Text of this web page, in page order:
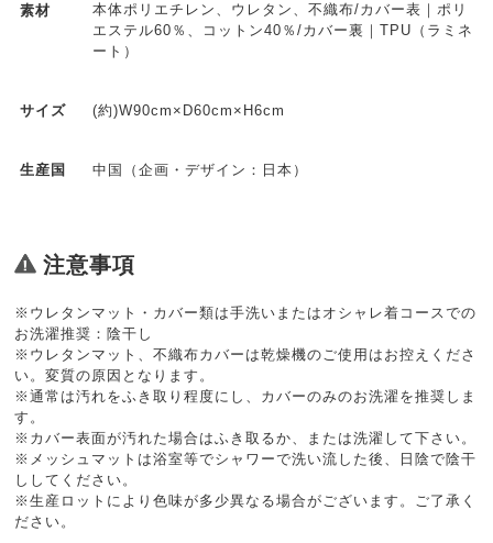
素材
本体ポリエチレン、ウレタン、不織布/カバー表｜ポリ
エステル60％、コットン40％/カバー裏｜TPU（ラミネ
ート）
サイズ (約)W90cm×D60cm×H6cm
生産国 中国（企画・デザイン：日本）
注意事項
※ウレタンマット・カバー類は手洗いまたはオシャレ着コースでの
お洗濯推奨：陰干し
※ウレタンマット、不織布カバーは乾燥機のご使用はお控えくださ
い。変質の原因となります。
※通常は汚れをふき取り程度にし、カバーのみのお洗濯を推奨しま
す。
※カバー表面が汚れた場合はふき取るか、または洗濯して下さい。
※メッシュマットは浴室等でシャワーで洗い流した後、日陰で陰干
ししてください。
※生産ロットにより色味が多少異なる場合がございます。ご了承く
ださい。